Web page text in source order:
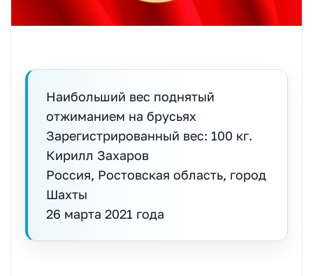
Наибольший вес поднятый
отжиманием на брусьях
Зарегистрированный вес: 100 кг.
Кирилл Захаров
Россия, Ростовская область, город
Шахты
26 марта 2021 года